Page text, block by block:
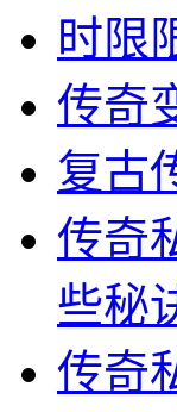
时限
传奇
复古
传奇
些秘
传奇